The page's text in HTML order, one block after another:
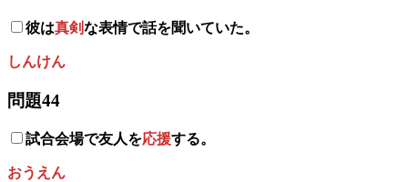
彼は真剣な表情で話を聞いていた。
しんけん
問題44
試合会場で友人を応援する。
おうえん